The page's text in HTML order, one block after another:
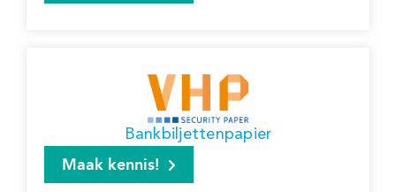
Bankbiljettenpapier
Maak kennis!